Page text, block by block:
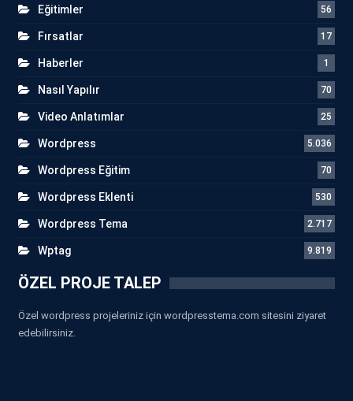
Eğitimler 56
Fırsatlar 17
Haberler 1
Nasıl Yapılır 70
Video Anlatımlar 25
Wordpress 5.036
Wordpress Eğitim 70
Wordpress Eklenti 530
Wordpress Tema 2.717
Wptag 9.819
ÖZEL PROJE TALEP
Özel wordpress projeleriniz için wordpresstema.com sitesini ziyaret
edebilirsiniz.